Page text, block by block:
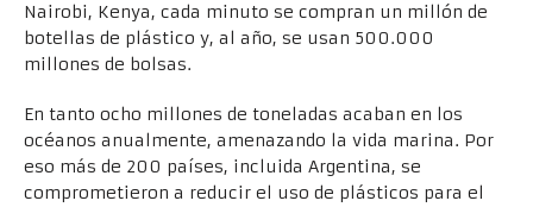
Nairobi, Kenya, cada minuto se compran un millón de
botellas de plástico y, al año, se usan 500.000
millones de bolsas.
En tanto ocho millones de toneladas acaban en los
océanos anualmente, amenazando la vida marina. Por
eso más de 200 países, incluida Argentina, se
comprometieron a reducir el uso de plásticos para el